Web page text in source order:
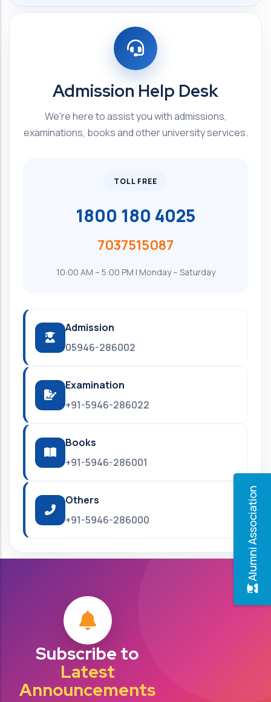
Alumni Association
Admission Help Desk
We're here to assist you with admissions,
examinations, books and other university services.
TOLL FREE
1800 180 4025
7037515087
10:00 AM – 5:00 PM | Monday – Saturday
Admission
05946-286002
Examination
+91-5946-286022
Books
+91-5946-286001
Others
+91-5946-286000
Subscribe to
Latest
Announcements